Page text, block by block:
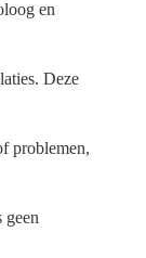
en
Deze
problemen,
geen